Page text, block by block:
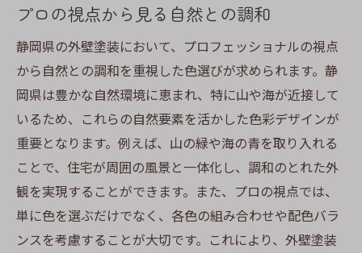
プロの視点から見る自然との調和
静岡県の外壁塗装において、プロフェッショナルの視点
から自然との調和を重視した色選びが求められます。静
岡県は豊かな自然環境に恵まれ、特に山や海が近接して
いるため、これらの自然要素を活かした色彩デザインが
重要となります。例えば、山の緑や海の青を取り入れる
ことで、住宅が周囲の風景と一体化し、調和のとれた外
観を実現することができます。また、プロの視点では、
単に色を選ぶだけでなく、各色の組み合わせや配色バラ
ンスを考慮することが大切です。これにより、外壁塗装